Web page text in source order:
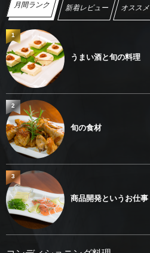
月間ランク 新着レビュー オススメ
うまい酒と旬の料理
1
旬の食材
2
商品開発というお仕事
3